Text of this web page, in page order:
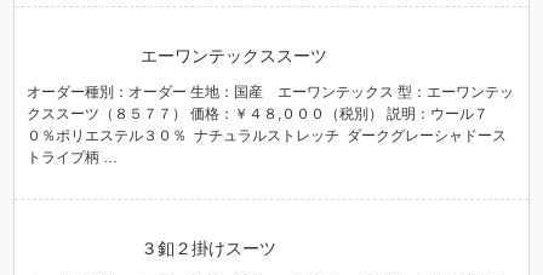
エーワンテックススーツ
オーダー種別：オーダー 生地：国産 エーワンテックス 型：エーワンテッ
クススーツ（８５７７） 価格：￥４８,０００（税別） 説明：ウール７
０％ポリエステル３０％ ナチュラルストレッチ ダークグレーシャドース
トライプ柄 …
３釦２掛けスーツ